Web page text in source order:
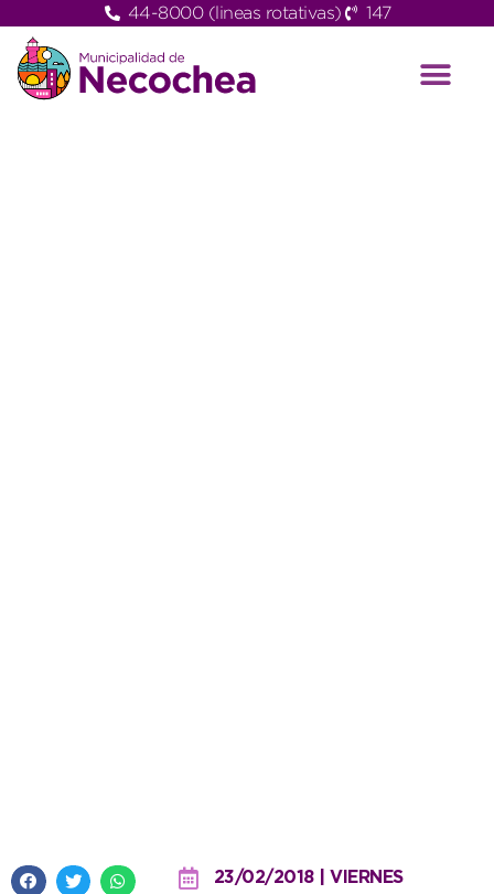
44-8000 (lineas rotativas) 147
23/02/2018 | VIERNES